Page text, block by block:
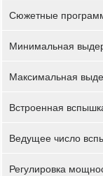
Сюжетные
Минимальная
Максимальная
Встроенная
Ведущее число
Регулировка